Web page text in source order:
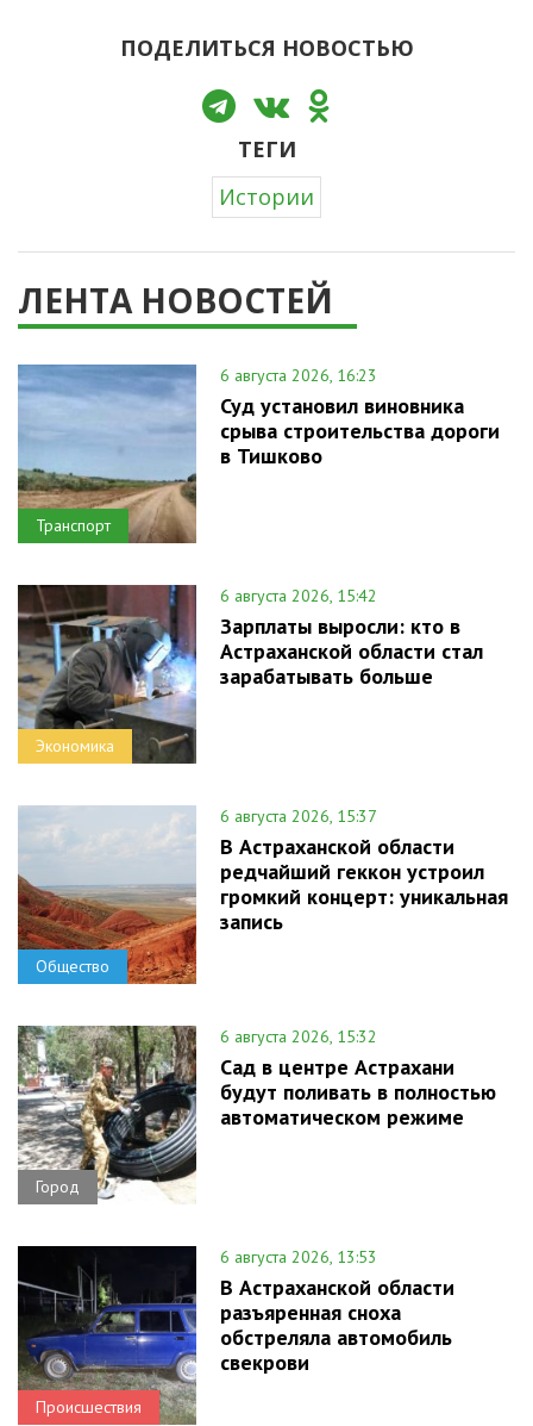
ПОДЕЛИТЬСЯ НОВОСТЬЮ
ТЕГИ
Истории
ЛЕНТА НОВОСТЕЙ
Транспорт
6 августа 2026, 16:23
Суд установил виновника
срыва строительства дороги
в Тишково
Экономика
6 августа 2026, 15:42
Зарплаты выросли: кто в
Астраханской области стал
зарабатывать больше
Общество
6 августа 2026, 15:37
В Астраханской области
редчайший геккон устроил
громкий концерт: уникальная
запись
Город
6 августа 2026, 15:32
Сад в центре Астрахани
будут поливать в полностью
автоматическом режиме
Происшествия
6 августа 2026, 13:53
В Астраханской области
разъяренная сноха
обстреляла автомобиль
свекрови